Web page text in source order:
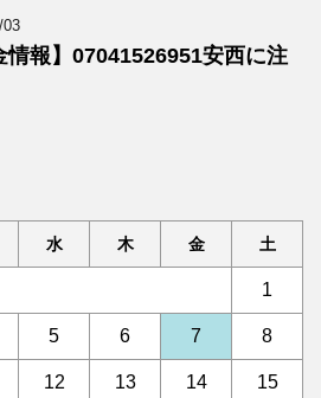
03
情報】07041526951安西に注
水 木 金 土
1
5 6 7 8
12 13 14 15